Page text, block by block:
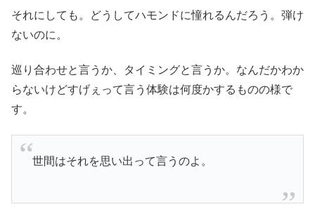
それにしても。どうしてハモンドに憧れるんだろう。弾け
ないのに。
巡り合わせと言うか、タイミングと言うか。なんだかわか
らないけどすげぇって言う体験は何度かするものの様で
す。
世間はそれを思い出って言うのよ。